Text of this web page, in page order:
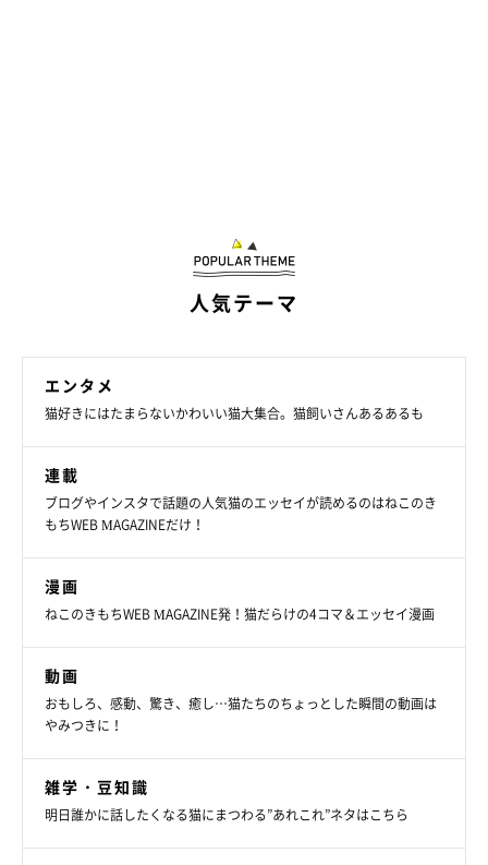
「おかかのほうがお兄ちゃんなのかな？」
2匹には「30才まで生きてほしい」
人気テーマ
エンタメ
猫好きにはたまらないかわいい猫大集合。猫飼いさんあるあるも
連載
ブログやインスタで話題の人気猫のエッセイが読めるのはねこのき
もちWEB MAGAZINEだけ！
漫画
ねこのきもちWEB MAGAZINE発！猫だらけの4コマ＆エッセイ漫画
動画
おもしろ、感動、驚き、癒し…猫たちのちょっとした瞬間の動画は
やみつきに！
雑学・豆知識
明日誰かに話したくなる猫にまつわる”あれこれ”ネタはこちら